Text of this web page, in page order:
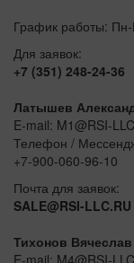
График работы:
Для заявок:
+7 (351) 248-24-36
Латышев
E-mail: M1@RSI-
Телефон /
+7-900-060-96-10
Почта для заявок:
SALE@RSI-LLC.RU
Тихонов
E-mail: M4@RSI-